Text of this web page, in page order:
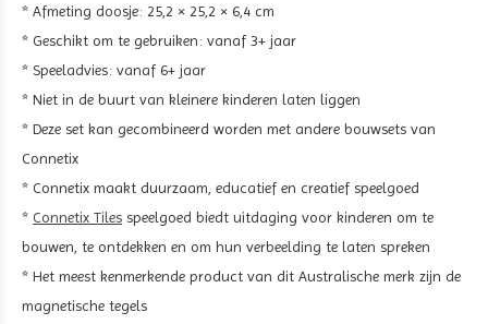
* Afmeting doosje: 25,2 × 25,2 × 6,4 cm
* Geschikt om te gebruiken: vanaf 3+ jaar
* Speeladvies: vanaf 6+ jaar
* Niet in de buurt van kleinere kinderen laten liggen
* Deze set kan gecombineerd worden met andere bouwsets van
Connetix
* Connetix maakt duurzaam, educatief en creatief speelgoed
* Connetix Tiles speelgoed biedt uitdaging voor kinderen om te
bouwen, te ontdekken en om hun verbeelding te laten spreken
* Het meest kenmerkende product van dit Australische merk zijn de
magnetische tegels